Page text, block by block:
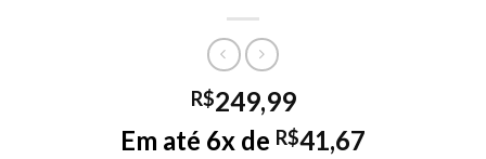
R$249,99
Em até 6x de R$41,67